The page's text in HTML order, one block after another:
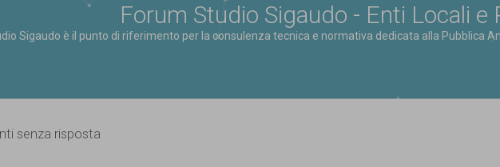
Forum Studio Sigaudo - Enti Locali e
Sigaudo è il punto di riferimento per la consulenza tecnica e normativa dedicata alla Pubblica
senza risposta